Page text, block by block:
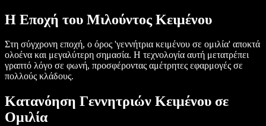
Η Εποχή του Μιλούντος Κειμένου
Στη σύγχρονη εποχή, ο όρος 'γεννήτρια κειμένου σε ομιλία' αποκτά
ολοένα και μεγαλύτερη σημασία. Η τεχνολογία αυτή μετατρέπει
γραπτό λόγο σε φωνή, προσφέροντας αμέτρητες εφαρμογές σε
πολλούς κλάδους.
Κατανόηση Γεννητριών Κειμένου σε
Ομιλία